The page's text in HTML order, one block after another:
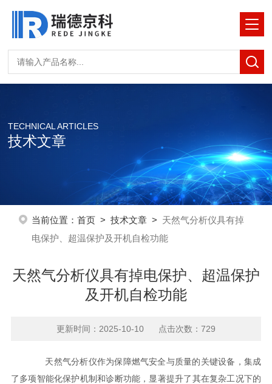
TECHNICAL ARTICLES
技术文章
当前位置： 首页> 技术文章> 天然气分析仪具有掉
电保护、超温保护及开机自检功能
天然气分析仪具有掉电保护、超温保护
及开机自检功能
更新时间：2025-10-10 点击次数：729
天然气分析仪作为保障燃气安全与质量的关键设备，集成
了多项智能化保护机制和诊断功能，显著提升了其在复杂工况下的